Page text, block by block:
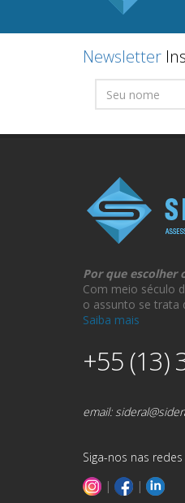
Newsletter
Por que escolher
Com meio século
o assunto se trata
Saiba mais
+55 (13)
email:
Siga-nos nas
|
|